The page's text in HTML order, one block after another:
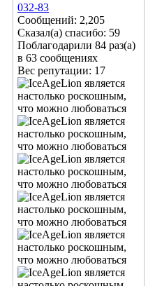
032-83
Сообщений: 2,205
Сказал(а) спасибо: 59
Поблагодарили 84 раз(а)
в 63 сообщениях
Вес репутации: 17